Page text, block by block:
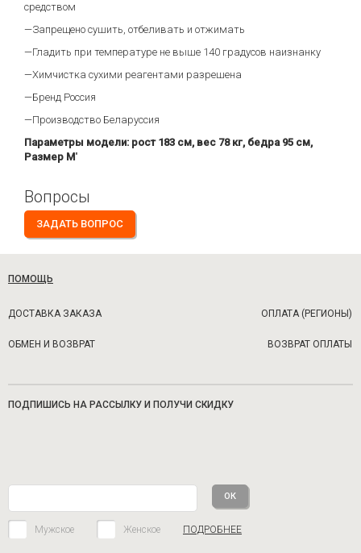
средством
—Запрещено сушить, отбеливать и отжимать
—Гладить при температуре не выше 140 градусов наизнанку
—Химчистка сухими реагентами разрешена
—Бренд Россия
—Производство Беларуссия
Параметры модели: рост 183 см, вес 78 кг, бедра 95 см,
Размер М"
Вопросы
ЗАДАТЬ ВОПРОС
ПОМОЩЬ
ДОСТАВКА ЗАКАЗА ОПЛАТА (РЕГИОНЫ)
ОБМЕН И ВОЗВРАТ ВОЗВРАТ ОПЛАТЫ
ПОДПИШИСЬ НА РАССЫЛКУ И ПОЛУЧИ СКИДКУ
Мужское Женское ПОДРОБНЕЕ